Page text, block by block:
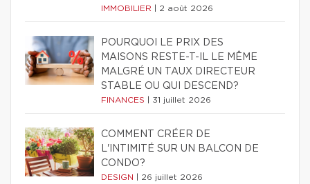
IMMOBILIER 2 août 2026
POURQUOI LE PRIX DES
MAISONS RESTE-T-IL LE MÊME
MALGRÉ UN TAUX DIRECTEUR
STABLE OU QUI DESCEND?
FINANCES 31 juillet 2026
COMMENT CRÉER DE
L'INTIMITÉ SUR UN BALCON DE
CONDO?
DESIGN 26 juillet 2026